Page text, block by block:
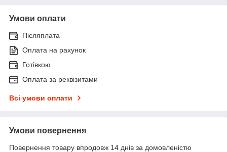
Умови оплати
Післяплата
Оплата на рахунок
Готівкою
Оплата за реквізитами
Всі умови оплати
Умови повернення
Повернення товару впродовж 14 днів за домовленістю